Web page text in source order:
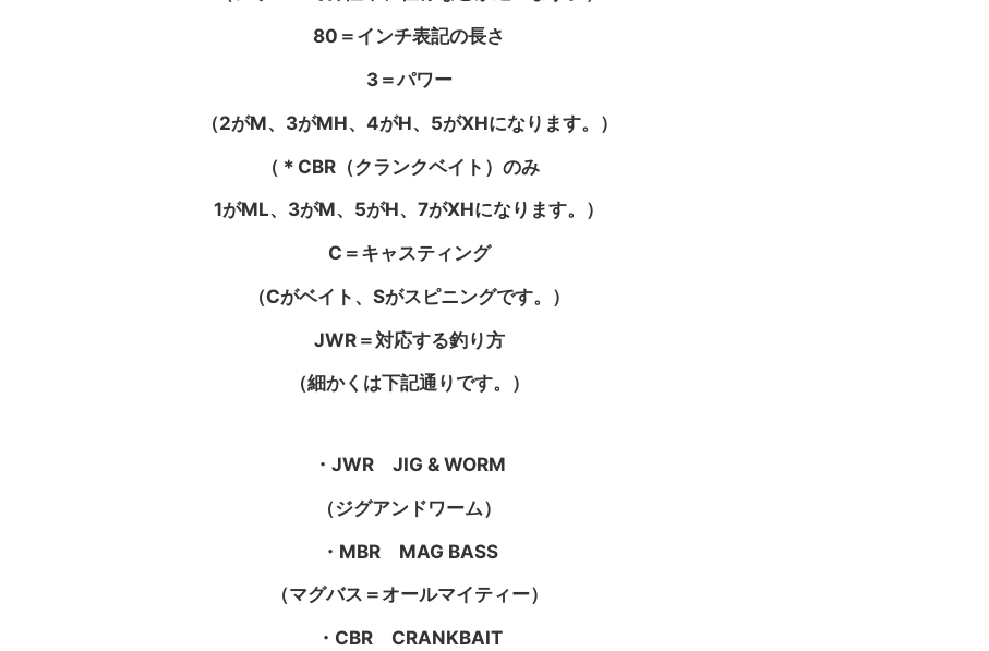
80＝インチ表記の長さ
3＝パワー
（2がM、3がMH、4がH、5がXHになります。）
（＊CBR（クランクベイト）のみ
1がML、3がM、5がH、7がXHになります。）
C＝キャスティング
（Cがベイト、Sがスピニングです。）
JWR＝対応する釣り方
（細かくは下記通りです。）
・JWR JIG & WORM
（ジグアンドワーム）
・MBR MAG BASS
（マグバス＝オールマイティー）
・CBR CRANKBAIT